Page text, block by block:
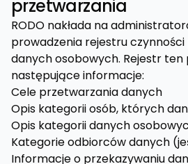
przetwarzania
RODO nakłada na
prowadzenia rejestru
danych osobowych. Rejestr ten
następujące informacje:
Cele przetwarzania danych
Opis kategorii osób, których
Opis kategorii danych
Kategorie odbiorców danych
Informacje o przekazywaniu